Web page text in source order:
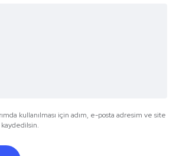
kullanılması için adım, e-posta adresim ve site
kaydedilsin.